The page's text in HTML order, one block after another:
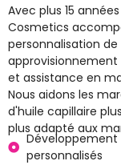
Avec plus 15
Cosmetics
personnalisation
et assistance en
Nous aidons les
d'huile capillaire
plus adapté aux
Développement
personnalisés